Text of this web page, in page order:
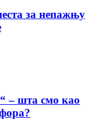
за непажњу
– шта смо као